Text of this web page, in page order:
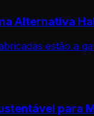
Alternativa
estão a
para